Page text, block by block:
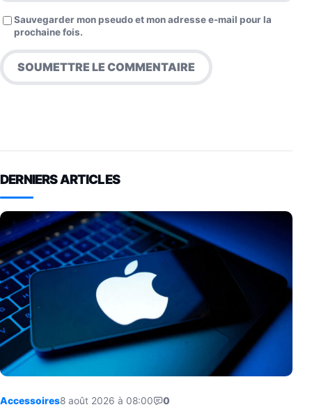
Sauvegarder mon pseudo et mon adresse e-mail pour la
prochaine fois.
DERNIERS ARTICLES
Accessoires8 août 2026 à 08:00 0